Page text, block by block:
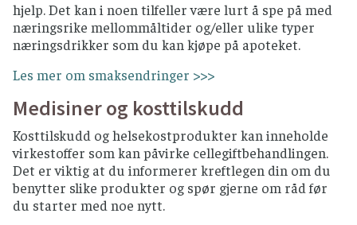
hjelp. Det kan i noen tilfeller være lurt å spe på med
næringsrike mellommåltider og/eller ulike typer
næringsdrikker som du kan kjøpe på apoteket.
Les mer om smaksendringer >>>
Medisiner og kosttilskudd
Kosttilskudd og helsekostprodukter kan inneholde
virkestoffer som kan påvirke cellegiftbehandlingen.
Det er viktig at du informerer kreftlegen din om du
benytter slike produkter og spør gjerne om råd før
du starter med noe nytt.